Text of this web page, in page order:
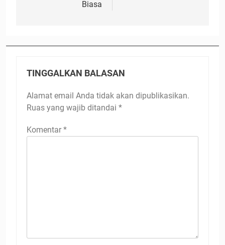
Biasa
TINGGALKAN BALASAN
Alamat email Anda tidak akan dipublikasikan.
Ruas yang wajib ditandai *
Komentar *